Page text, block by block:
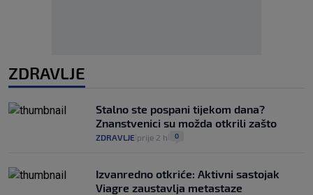
ZDRAVLJE
Stalno ste pospani tijekom dana?
Znanstvenici su možda otkrili zašto
ZDRAVLJE prije 2 h 0
Izvanredno otkriće: Aktivni sastojak
Viagre zaustavlja metastaze